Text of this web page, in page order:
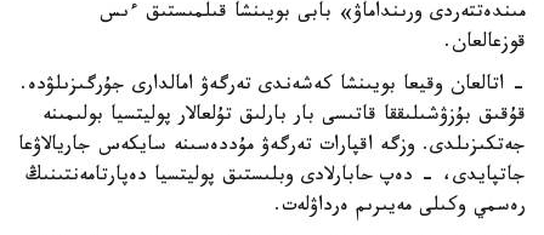
مىندەتتەردى ورىنداماۋ» بابى بويىنشا قىلمىستىق ءىس
قوزعالعان.
- اتالعان وقيعا بويىنشا كەشەندى تەرگەۋ امالدارى جۇرگىزىلۋدە.
قۇقىق بۇزۋشىلىققا قاتىسى بار بارلىق تۇلعالار پوليتسيا بولىمىنە
جەتكىزىلدى. وزگە اقپارات تەرگەۋ مۇددەسىنە سايكەس جاريالاۋعا
جاتپايدى، - دەپ حابارلادى وبلىستىق پوليتسيا دەپارتامەنتىنىڭ
رەسمي وكىلى مەيىرىم ەرداۋلەت.